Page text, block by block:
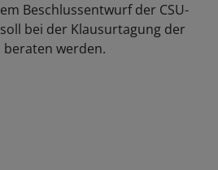
Beschlussentwurf der CSU-
bei der Klausurtagung der
beraten werden.